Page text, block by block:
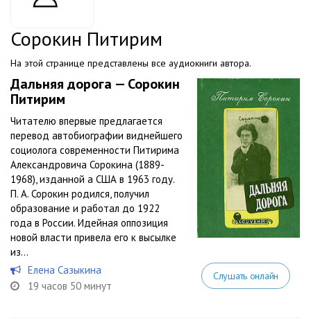
Сорокин Питирим
На этой странице представлены все аудиокниги автора.
Дальняя дорога — Сорокин
Питирим
Читателю впервые предлагается
перевод автобиографии виднейшего
социолога современности Питирима
Александровича Сорокина (1889-
1968), изданной а США в 1963 году.
П. А. Сорокин родился, получил
образование и работал до 1922
года в России. Идейная оппозиция
новой власти привела его к высылке
из...
Елена Сазыкина
19 часов 50 минут
Слушать онлайн